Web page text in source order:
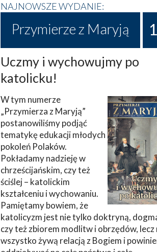
NAJNOWSZE WYDANIE:
Przymierze z Maryją
Uczmy i wychowujmy po
katolicku!
W tym numerze
„Przymierza z Maryją”
postanowiliśmy podjąć
tematykę edukacji młodych
pokoleń Polaków.
Pokładamy nadzieję w
chrześcijańskim, czy też
ściślej – katolickim
kształceniu i wychowaniu.
Pamiętamy bowiem, że
katolicyzm jest nie tylko doktryną,
czy też zbiorem modlitw i obrzędów, lecz
wszystko żywą relacją z Bogiem i